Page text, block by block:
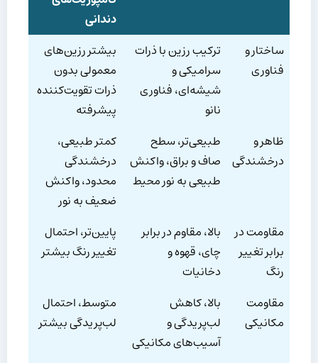
دندانی
ساختار و
فناوری
ترکیب رزین با ذرات
سرامیکی و
شیشه‌ای، فناوری
نانو
بیشتر رزین‌های
معمولی بدون
ذرات تقویت‌کننده
پیشرفته
ظاهر و
درخشندگی
طبیعی‌تر، سطح
صاف و براق، واکنش
طبیعی به نور محیط
کمتر طبیعی،
درخشندگی
محدود، واکنش
ضعیف به نور
مقاومت در
برابر تغییر
رنگ
بالا، مقاوم در برابر
چای، قهوه و
دخانیات
پایین‌تر، احتمال
تغییر رنگ بیشتر
مقاومت
مکانیکی
بالا، کاهش
لب‌پریدگی و
آسیب‌های مکانیکی
متوسط، احتمال
لب‌پریدگی بیشتر